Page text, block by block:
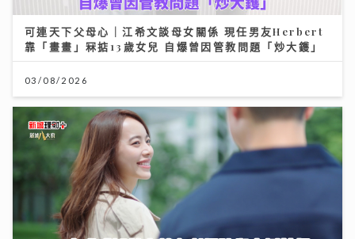
可連天下父母心｜江希文談母女關係 現任男友Herbert
靠「畫畫」冧掂13歲女兒 自爆曾因管教問題「炒大鑊」
03/08/2026